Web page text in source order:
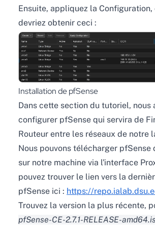
Ensuite, appliquez la Configuration,
devriez obtenir ceci :
Installation de pfSense
Dans cette section du tutoriel, nous
configurer pfSense qui servira de
Routeur entre les réseaux de notre
Nous pouvons télécharger pfSense
sur notre machine via l'interface
pouvez trouver le lien vers la
pfSense ici : https://
Trouvez la version la plus récente,
pfSense-CE-2.7.1-RELEASE-